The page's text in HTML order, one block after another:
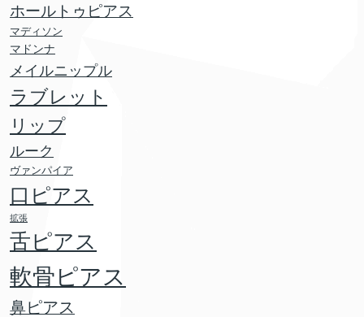
ホールトゥピアス
マディソン
マドンナ
メイルニップル
ラブレット
リップ
ルーク
ヴァンパイア
口ピアス
拡張
舌ピアス
軟骨ピアス
鼻ピアス